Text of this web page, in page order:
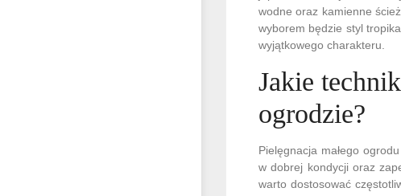
wodne oraz kamienne
wyborem będzie styl
wyjątkowego charakteru.
Jakie
ogrodzie?
Pielęgnacja małego
w dobrej kondycji oraz
warto dostosować